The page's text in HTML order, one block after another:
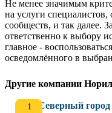
Не менее значимым
на услуги
сообществ, и так далее.
ответственно к выбору
главное -
осведомлённого в
Другие компании
Северный город